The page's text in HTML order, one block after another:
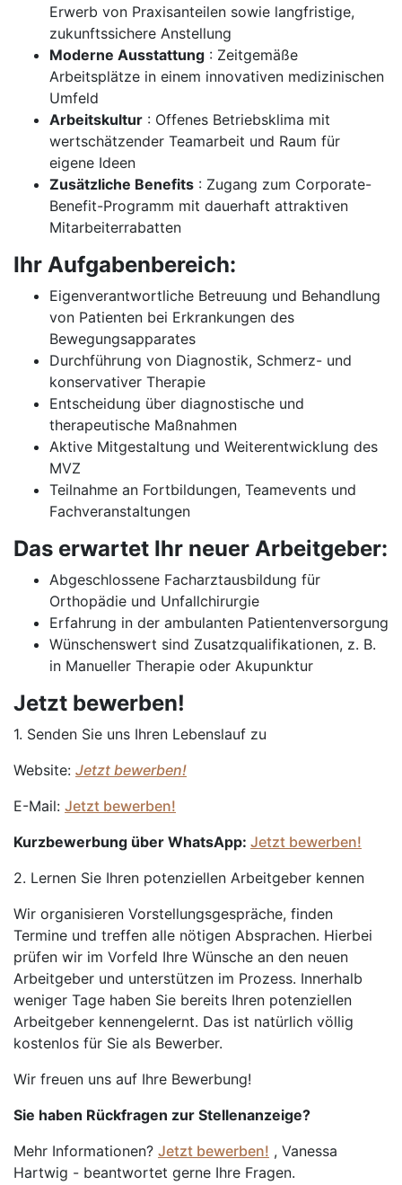
Erwerb von Praxisanteilen sowie langfristige,
zukunftssichere Anstellung
Moderne Ausstattung : Zeitgemäße
Arbeitsplätze in einem innovativen medizinischen
Umfeld
Arbeitskultur : Offenes Betriebsklima mit
wertschätzender Teamarbeit und Raum für
eigene Ideen
Zusätzliche Benefits : Zugang zum Corporate-
Benefit-Programm mit dauerhaft attraktiven
Mitarbeiterrabatten
Ihr Aufgabenbereich:
Eigenverantwortliche Betreuung und Behandlung
von Patienten bei Erkrankungen des
Bewegungsapparates
Durchführung von Diagnostik, Schmerz- und
konservativer Therapie
Entscheidung über diagnostische und
therapeutische Maßnahmen
Aktive Mitgestaltung und Weiterentwicklung des
MVZ
Teilnahme an Fortbildungen, Teamevents und
Fachveranstaltungen
Das erwartet Ihr neuer Arbeitgeber:
Abgeschlossene Facharztausbildung für
Orthopädie und Unfallchirurgie
Erfahrung in der ambulanten Patientenversorgung
Wünschenswert sind Zusatzqualifikationen, z. B.
in Manueller Therapie oder Akupunktur
Jetzt bewerben!
1. Senden Sie uns Ihren Lebenslauf zu
Website: Jetzt bewerben!
E-Mail: Jetzt bewerben!
Kurzbewerbung über WhatsApp: Jetzt bewerben!
2. Lernen Sie Ihren potenziellen Arbeitgeber kennen
Wir organisieren Vorstellungsgespräche, finden
Termine und treffen alle nötigen Absprachen. Hierbei
prüfen wir im Vorfeld Ihre Wünsche an den neuen
Arbeitgeber und unterstützen im Prozess. Innerhalb
weniger Tage haben Sie bereits Ihren potenziellen
Arbeitgeber kennengelernt. Das ist natürlich völlig
kostenlos für Sie als Bewerber.
Wir freuen uns auf Ihre Bewerbung!
Sie haben Rückfragen zur Stellenanzeige?
Mehr Informationen? Jetzt bewerben! , Vanessa
Hartwig - beantwortet gerne Ihre Fragen.